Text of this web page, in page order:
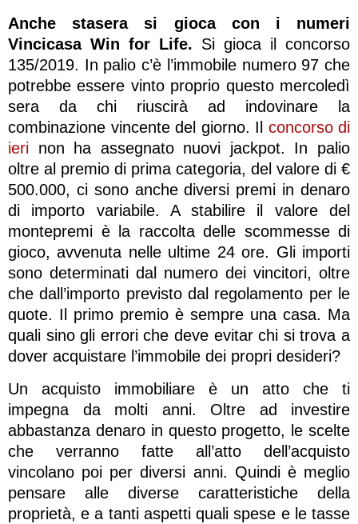
Anche stasera si gioca con i numeri
Vincicasa Win for Life. Si gioca il concorso
135/2019. In palio c’è l’immobile numero 97 che
potrebbe essere vinto proprio questo mercoledì
sera da chi riuscirà ad indovinare la
combinazione vincente del giorno. Il concorso di
ieri non ha assegnato nuovi jackpot. In palio
oltre al premio di prima categoria, del valore di €
500.000, ci sono anche diversi premi in denaro
di importo variabile. A stabilire il valore del
montepremi è la raccolta delle scommesse di
gioco, avvenuta nelle ultime 24 ore. Gli importi
sono determinati dal numero dei vincitori, oltre
che dall’importo previsto dal regolamento per le
quote. Il primo premio è sempre una casa. Ma
quali sino gli errori che deve evitar chi si trova a
dover acquistare l’immobile dei propri desideri?
Un acquisto immobiliare è un atto che ti
impegna da molti anni. Oltre ad investire
abbastanza denaro in questo progetto, le scelte
che verranno fatte all’atto dell’acquisto
vincolano poi per diversi anni. Quindi è meglio
pensare alle diverse caratteristiche della
proprietà, e a tanti aspetti quali spese e le tasse